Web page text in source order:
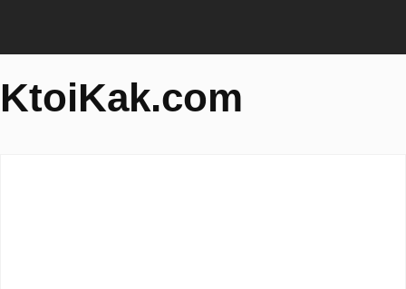
KtoiKak.com